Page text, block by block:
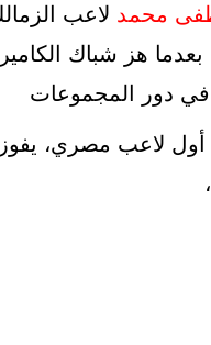
محمد
بعدما هز شباك
في دور المجموعات
أول لاعب مصري،